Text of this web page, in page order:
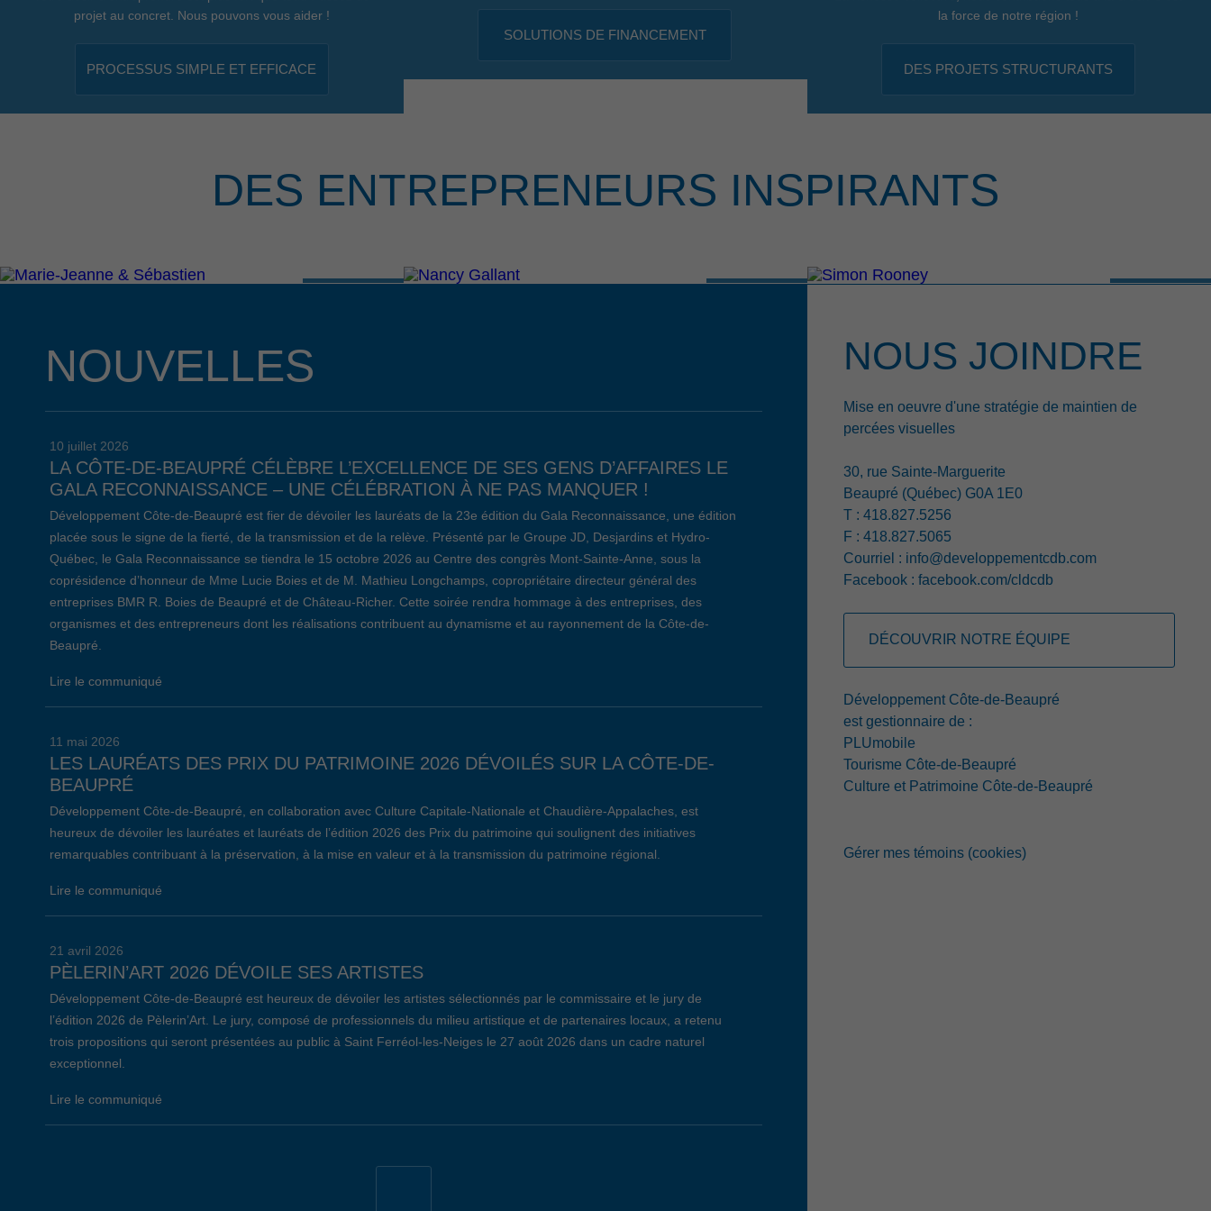
projet au concret. Nous pouvons vous aider !
PROCESSUS SIMPLE ET EFFICACE
SOLUTIONS DE FINANCEMENT
la force de notre région !
DES PROJETS STRUCTURANTS
DES ENTREPRENEURS INSPIRANTS
NOUVELLES
10 juillet 2026
LA CÔTE-DE-BEAUPRÉ CÉLÈBRE L’EXCELLENCE DE SES GENS D’AFFAIRES LE
GALA RECONNAISSANCE – UNE CÉLÉBRATION À NE PAS MANQUER !
Développement Côte-de-Beaupré est fier de dévoiler les lauréats de la 23e édition du Gala Reconnaissance, une édition
placée sous le signe de la fierté, de la transmission et de la relève. Présenté par le Groupe JD, Desjardins et Hydro-
Québec, le Gala Reconnaissance se tiendra le 15 octobre 2026 au Centre des congrès Mont-Sainte-Anne, sous la
coprésidence d’honneur de Mme Lucie Boies et de M. Mathieu Longchamps, copropriétaire directeur général des
entreprises BMR R. Boies de Beaupré et de Château-Richer. Cette soirée rendra hommage à des entreprises, des
organismes et des entrepreneurs dont les réalisations contribuent au dynamisme et au rayonnement de la Côte-de-
Beaupré.
Lire le communiqué
11 mai 2026
LES LAURÉATS DES PRIX DU PATRIMOINE 2026 DÉVOILÉS SUR LA CÔTE-DE-
BEAUPRÉ
Développement Côte-de-Beaupré, en collaboration avec Culture Capitale-Nationale et Chaudière-Appalaches, est
heureux de dévoiler les lauréates et lauréats de l’édition 2026 des Prix du patrimoine qui soulignent des initiatives
remarquables contribuant à la préservation, à la mise en valeur et à la transmission du patrimoine régional.
Lire le communiqué
21 avril 2026
PÈLERIN’ART 2026 DÉVOILE SES ARTISTES
Développement Côte-de-Beaupré est heureux de dévoiler les artistes sélectionnés par le commissaire et le jury de
l’édition 2026 de Pèlerin’Art. Le jury, composé de professionnels du milieu artistique et de partenaires locaux, a retenu
trois propositions qui seront présentées au public à Saint Ferréol-les-Neiges le 27 août 2026 dans un cadre naturel
exceptionnel.
Lire le communiqué
NOUS JOINDRE
Mise en oeuvre d'une stratégie de maintien de
percées visuelles
30, rue Sainte-Marguerite
Beaupré (Québec) G0A 1E0
T : 418.827.5256
F : 418.827.5065
Courriel : info@developpementcdb.com
Facebook : facebook.com/cldcdb
DÉCOUVRIR NOTRE ÉQUIPE
Développement Côte-de-Beaupré
est gestionnaire de :
PLUmobile
Tourisme Côte-de-Beaupré
Culture et Patrimoine Côte-de-Beaupré
Gérer mes témoins (cookies)